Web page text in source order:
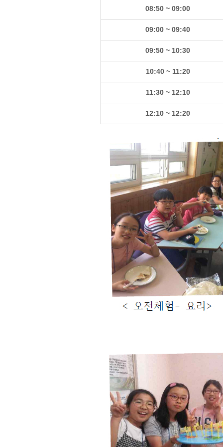
08:50 ~ 09:00
09:00 ~ 09:40
09:50 ~ 10:30
10:40 ~ 11:20
11:30 ~ 12:10
12:10 ~ 12:20